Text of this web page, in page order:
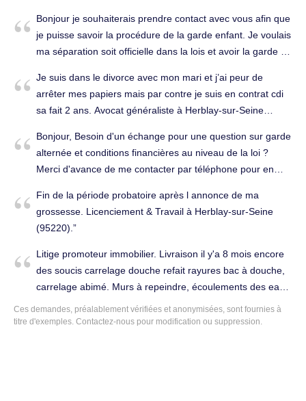
Bonjour je souhaiterais prendre contact avec vous afin que
je puisse savoir la procédure de la garde enfant. Je voulais
ma séparation soit officielle dans la lois et avoir la garde de
Cordialement. Divorce, séparation à Herblay-sur-Seine
(95220).
Je suis dans le divorce avec mon mari et j’ai peur de
arrêter mes papiers mais par contre je suis en contrat cdi
sa fait 2 ans. Avocat généraliste à Herblay-sur-Seine
Bonjour, Besoin d'un échange pour une question sur garde
alternée et conditions financières au niveau de la loi ?
Merci d'avance de me contacter par téléphone pour en
sur-Seine (95220).
Fin de la période probatoire après l annonce de ma
grossesse. Licenciement & Travail à Herblay-sur-Seine
(95220).
Litige promoteur immobilier. Livraison il y'a 8 mois encore
des soucis carrelage douche refait rayures bac à douche,
carrelage abimé. Murs à repeindre, écoulements des eaux,
norme RT 2012, fuite parking endommagement véhicule.
Immobilier à Herblay-sur-Seine (95220).
Ces demandes, préalablement vérifiées et anonymisées, sont fournies à
titre d'exemples. Contactez-nous pour modification ou suppression.